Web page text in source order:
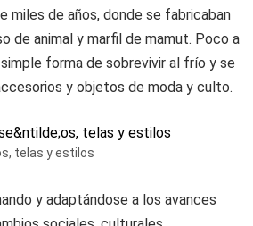
miles de años, donde se fabricaban
de animal y marfil de mamut. Poco a
forma de sobrevivir al frío y se
y objetos de moda y culto.
telas y estilos
y adaptándose a los avances